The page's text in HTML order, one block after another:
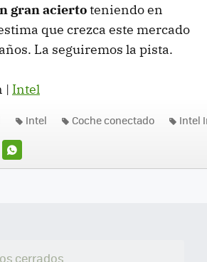
gran aciertoteniendo en
que crezca este mercado
La seguiremos la pista.
| Intel
WHATSAPP
Intel Coche conectado Intel
cerrados